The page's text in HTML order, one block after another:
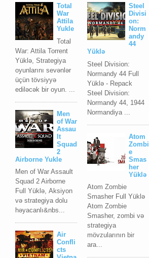
Total
War
Attila
Yukle
Total
War: Attila Torrent
Yüklə, Strategiya
oyunlarını sevənlər
üçün tövsiyyə
ediləcək bir oyun. ...
Men
of War
Assau
lt
Squad
2
Airborne Yukle
Men of War Assault
Squad 2 Airborne
Full Yüklə, Aksiyon
və strategiya dolu
həyacanlı&nbs...
Air
Confli
cts
Steel
Divisi
on:
Norm
andy
44
Yüklə
Steel Division:
Normandy 44 Full
Yüklə - Repack
Steel Division:
Normandy 44, 1944
Normandiya ...
Atom
Zombi
e
Smas
her
Yüklə
Atom Zombie
Smasher Full Yüklə
Atom Zombie
Smasher, zombi və
strategiya
mövzularının bir
ara...